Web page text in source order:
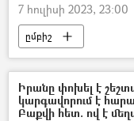
7 հուլիսի 2023, 23:00
ըմբիշ
Եվրոպայի
ըմբշամարտիկ
Իրանը փոխել է
կարգավորում է
Բաքվի հետ. ով է